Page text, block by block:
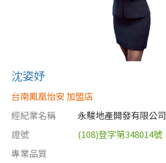
售價
沈姿妤
台南鳳凰怡安 加盟店
經紀業名稱
永駿地產開發有限公司
證號
(108)登字第348014號
專業品質